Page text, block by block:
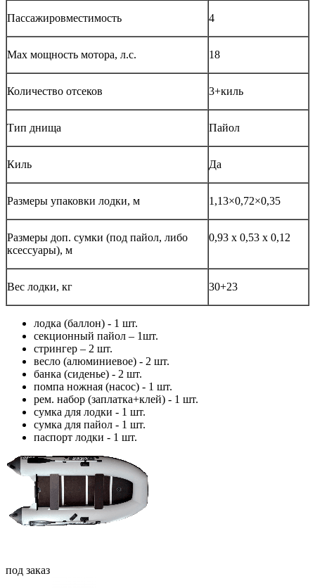
Пассажировместимость 4
Max мощность мотора, л.с. 18
Количество отсеков 3+киль
Тип днища Пайол
Киль Да
Размеры упаковки лодки, м 1,13×0,72×0,35
Размеры доп. сумки (под пайол, либо
ксессуары), м
0,93 х 0,53 х 0,12
Вес лодки, кг 30+23
лодка (баллон) - 1 шт.
секционный пайол – 1шт.
стрингер – 2 шт.
весло (алюминиевое) - 2 шт.
банка (сиденье) - 2 шт.
помпа ножная (насос) - 1 шт.
рем. набор (заплатка+клей) - 1 шт.
сумка для лодки - 1 шт.
сумка для пайол - 1 шт.
паспорт лодки - 1 шт.
под заказ